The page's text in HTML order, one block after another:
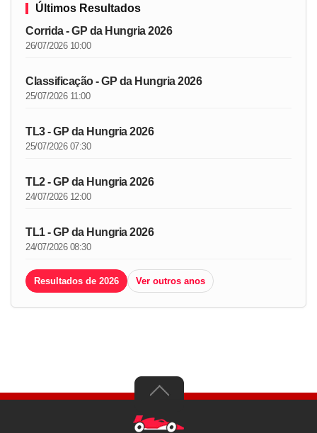
Últimos Resultados
Corrida - GP da Hungria 2026
26/07/2026 10:00
Classificação - GP da Hungria 2026
25/07/2026 11:00
TL3 - GP da Hungria 2026
25/07/2026 07:30
TL2 - GP da Hungria 2026
24/07/2026 12:00
TL1 - GP da Hungria 2026
24/07/2026 08:30
Resultados de 2026 Ver outros anos